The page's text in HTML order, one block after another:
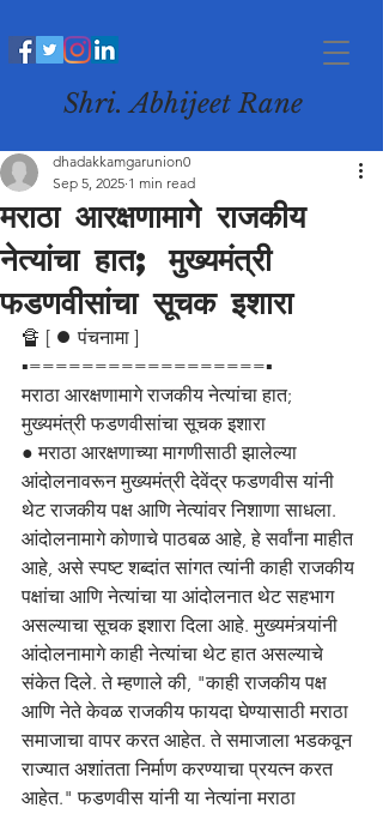
Shri. Abhijeet Rane
मराठा आरक्षणामागे राजकीय
नेत्यांचा हात; मुख्यमंत्री
फडणवीसांचा सूचक इशारा
dhadakkamgarunion0
Sep 5, 2025 1 min read
🔏 [ ⏺️ पंचनामा ]
▪️==================▪️
मराठा आरक्षणामागे राजकीय नेत्यांचा हात;
मुख्यमंत्री फडणवीसांचा सूचक इशारा
● मराठा आरक्षणाच्या मागणीसाठी झालेल्या
आंदोलनावरून मुख्यमंत्री देवेंद्र फडणवीस यांनी
थेट राजकीय पक्ष आणि नेत्यांवर निशाणा साधला.
आंदोलनामागे कोणाचे पाठबळ आहे, हे सर्वांना माहीत
आहे, असे स्पष्ट शब्दांत सांगत त्यांनी काही राजकीय
पक्षांचा आणि नेत्यांचा या आंदोलनात थेट सहभाग
असल्याचा सूचक इशारा दिला आहे. मुख्यमंत्र्यांनी
आंदोलनामागे काही नेत्यांचा थेट हात असल्याचे
संकेत दिले. ते म्हणाले की, "काही राजकीय पक्ष
आणि नेते केवळ राजकीय फायदा घेण्यासाठी मराठा
समाजाचा वापर करत आहेत. ते समाजाला भडकवून
राज्यात अशांतता निर्माण करण्याचा प्रयत्न करत
आहेत." फडणवीस यांनी या नेत्यांना मराठा